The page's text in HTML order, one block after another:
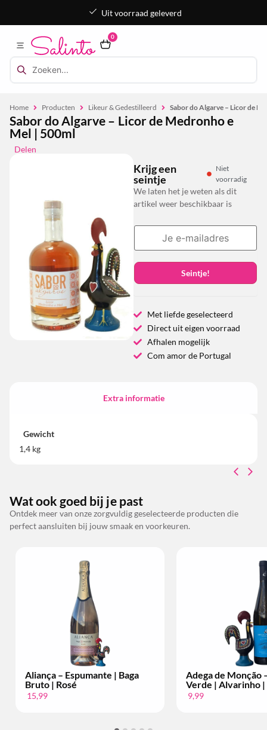
Uit voorraad geleverd
0
Home Producten Likeur & Gedestilleerd Sabor do Algarve – Licor de
Sabor do Algarve – Licor de Medronho e
Mel | 500ml
Delen
Krijg een
seintje
Niet
voorradig
We laten het je weten als dit
artikel weer beschikbaar is
Seintje!
Met liefde geselecteerd
Direct uit eigen voorraad
Afhalen mogelijk
Com amor de Portugal
Extra informatie
Gewicht
1,4 kg
Wat ook goed bij je past
Ontdek meer van onze zorgvuldig geselecteerde producten die
perfect aansluiten bij jouw smaak en voorkeuren.
Aliança – Espumante | Baga
Bruto | Rosé
15,99
Adega de Monção –
Verde | Alvarinho |